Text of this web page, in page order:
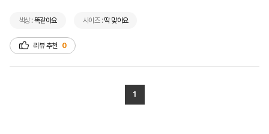
색상 : 똑같아요 사이즈 : 딱 맞아요
리뷰 추천 0
1